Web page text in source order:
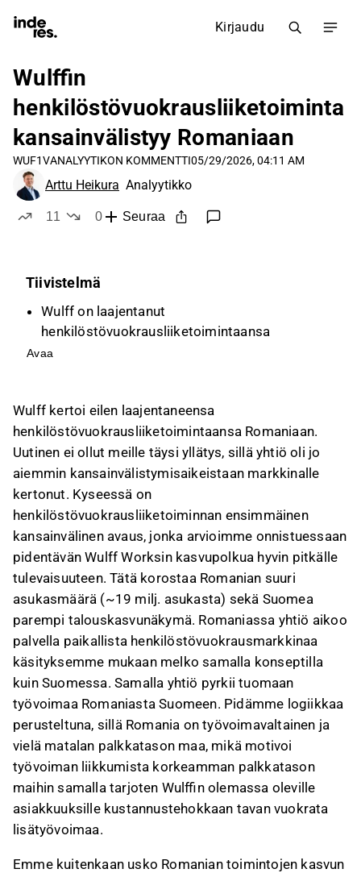
Kirjaudu
Wulffin
henkilöstövuokrausliiketoiminta
kansainvälistyy Romaniaan
WUF1VANALYYTIKON KOMMENTTI05/29/2026, 04:11 AM
Arttu Heikura Analyytikko
11
0
Seuraa
Tiivistelmä
Wulff on laajentanut
henkilöstövuokrausliiketoimintaansa
Romaniaan, mikä on yhtiön ensimmäinen
talouskasvunäkymät tukevat Wulffin
kasvupotentiaalia, mutta yhtiö on markkinalla
vielä tuntematon toimija.
Wulff aikoo hyödyntää Romanian työvoimaa
sekä paikallisesti että tuomalla sitä Suomeen,
mikä tarjoaa kustannustehokkaan ratkaisun
asiakkaille.
Romanian toimintojen kasvun ei odoteta
olevan yhtä nopeaa kuin kotimaan, mutta
ennusteita tarkastellaan seuraavassa
päivityksessä.
Tämä sisältö on tekoälyn tuottamaa. Anna siihen
liittyvää palautetta Inderesinfoorumilla
Avaa
Wulff kertoi eilen laajentaneensa
henkilöstövuokrausliiketoimintaansa Romaniaan.
Uutinen ei ollut meille täysi yllätys, sillä yhtiö oli jo
aiemmin kansainvälistymisaikeistaan markkinalle
kertonut. Kyseessä on
henkilöstövuokrausliiketoiminnan ensimmäinen
kansainvälinen avaus, jonka arvioimme onnistuessaan
pidentävän Wulff Worksin kasvupolkua hyvin pitkälle
tulevaisuuteen. Tätä korostaa Romanian suuri
asukasmäärä (~19 milj. asukasta) sekä Suomea
parempi talouskasvunäkymä. Romaniassa yhtiö aikoo
palvella paikallista henkilöstövuokrausmarkkinaa
käsityksemme mukaan melko samalla konseptilla
kuin Suomessa. Samalla yhtiö pyrkii tuomaan
työvoimaa Romaniasta Suomeen. Pidämme logiikkaa
perusteltuna, sillä Romania on työvoimavaltainen ja
vielä matalan palkkatason maa, mikä motivoi
työvoiman liikkumista korkeamman palkkatason
maihin samalla tarjoten Wulffin olemassa oleville
asiakkuuksille kustannustehokkaan tavan vuokrata
lisätyövoimaa.
Emme kuitenkaan usko Romanian toimintojen kasvun